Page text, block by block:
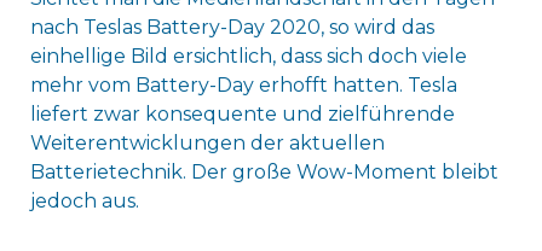
nach Teslas Battery-Day 2020, so wird das
einhellige Bild ersichtlich, dass sich doch viele
mehr vom Battery-Day erhofft hatten. Tesla
liefert zwar konsequente und zielführende
Weiterentwicklungen der aktuellen
Batterietechnik. Der große Wow-Moment bleibt
jedoch aus.